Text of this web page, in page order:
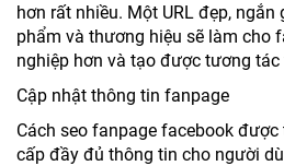
hơn rất nhiều. Một URL đẹp,
phẩm và thương hiệu sẽ làm cho
nghiệp hơn và tạo được tương tác
Cập nhật thông tin fanpage
Cách seo fanpage facebook
cấp đầy đủ thông tin cho người